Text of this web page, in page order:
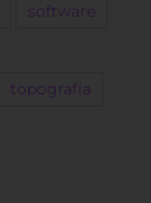
software
topografía